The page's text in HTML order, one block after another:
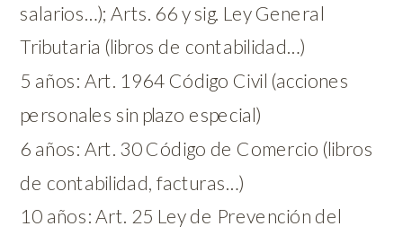
salarios…); Arts. 66 y sig. Ley General
Tributaria (libros de contabilidad…)
5 años: Art. 1964 Código Civil (acciones
personales sin plazo especial)
6 años: Art. 30 Código de Comercio (libros
de contabilidad, facturas…)
10 años: Art. 25 Ley de Prevención del